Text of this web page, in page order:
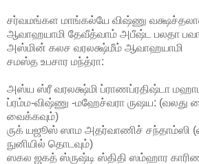
சர்வமங்கள மாங்கல்யே விஷ்ணு
ஆவாஹயாமி தேவீத்வாம் அபீஷ்ட பலதா
அஸ்மின் கலச வரலக்ஷ்மீம் ஆவாஹயாமி
சமஸ்த உபசார மந்த்ரா:
அஸ்ய ஸ்ரீ வரலக்ஷ்மி ப்ராணப்ரதிஷ்டா
ப்ரம்ம-விஷ்ணு -மஹேச்வரா ருஷய: (வலது
வைக்கவும்)
ருக் யஜூஸ் ஸாம அதர்வாணிச் சந்தாம்ஸி
நுனியில் தொடவும்)
ஸகல ஜகத் ஸ்ருஷ்டி ஸ்திதி ஸம்ஹார